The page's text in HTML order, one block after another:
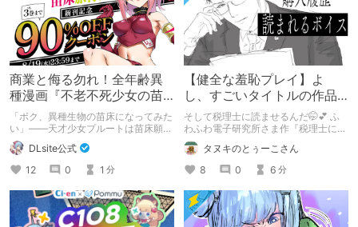
商業と侮る勿れ！全年齢異
種漫画『不老不死少女の苗
床旅行記』新刊記念1～3巻
90%オフクーポン配布中✨
「ボク、異種生物の苗床になってみた
い」――天才少女プルートは苗床願望
を叶えるため、不老不死の体を手に入
れた！ 話題沸騰の全年齢苗床コミッ
クスの新刊が発売開始！ それを記念
して1～3巻まで90%OFFクーポン配
布いたします！ まだ本作品未体験の
皆さん、多分お好きです。ぜひお試し
ください。
DLsite公式
12
0 1 分
【健全な羞恥プレイ】よ
し、すごいタイトルの作品
をまた買おう。【湧き上が
る不健全な気持ち】
そして税理士に読ませるんだ🤭💕 ふ
わふわ電子研究所さま作『税理士に購
入履歴読まれるボイス』の感想レビュ
ーです！タヌキのとぅーこさん
8
0 6 分